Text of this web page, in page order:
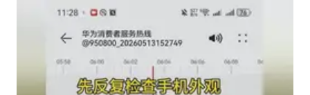
粉笔教育发布“自曝式”公开信